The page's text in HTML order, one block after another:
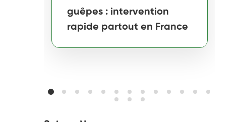
guêpes : intervention
rapide partout en France